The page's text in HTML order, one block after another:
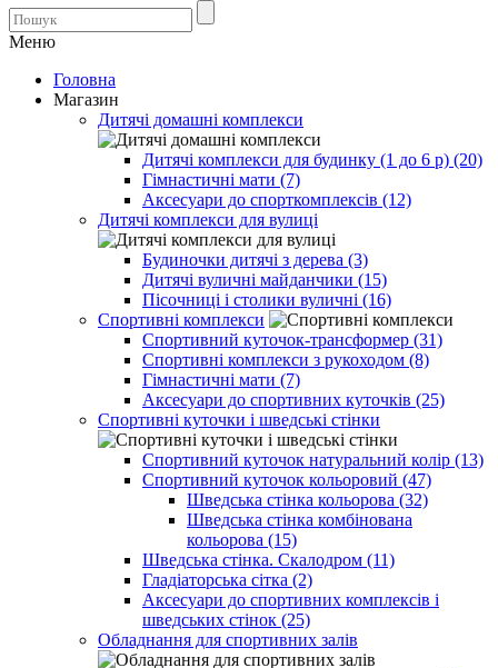
Меню
Головна
Магазин
Дитячі домашні комплекси
Дитячі комплекси для будинку (1 до 6 р) (20)
Гімнастичні мати (7)
Аксесуари до спорткомплексів (12)
Дитячі комплекси для вулиці
Будиночки дитячі з дерева (3)
Дитячі вуличні майданчики (15)
Пісочниці і столики вуличні (16)
Спортивні комплекси
Спортивний куточок-трансформер (31)
Спортивні комплекси з рукоходом (8)
Гімнастичні мати (7)
Аксесуари до спортивних куточків (25)
Спортивні куточки і шведські стінки
Спортивний куточок натуральний колір (13)
Спортивний куточок кольоровий (47)
Шведська стінка кольорова (32)
Шведська стінка комбінована
кольорова (15)
Шведська стінка. Скалодром (11)
Гладіаторська сітка (2)
Аксесуари до спортивних комплексів і
шведських стінок (25)
Обладнання для спортивних залів